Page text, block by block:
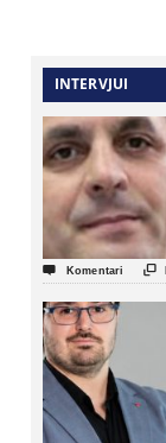
INTERVJUI
 Komentari 